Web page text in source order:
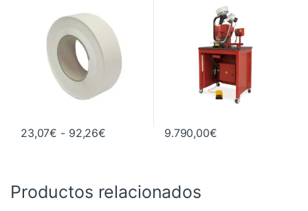
23,07€ - 92,26€Rango de precios: desde 23,07€ hasta
Este producto tiene múltiples variantes. Las opciones se
9.790,00€
Este producto tiene múltiples
Productos relacionados